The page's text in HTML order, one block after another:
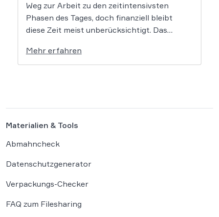
Weg zur Arbeit zu den zeitintensivsten
Phasen des Tages, doch finanziell bleibt
diese Zeit meist unberücksichtigt. Das
in die Debatte bringen und vielen
Arbeitnehmern den Weg zu einer Vergütung
Mehr erfahren
Materialien & Tools
Abmahncheck
Datenschutzgenerator
Verpackungs-Checker
FAQ zum Filesharing